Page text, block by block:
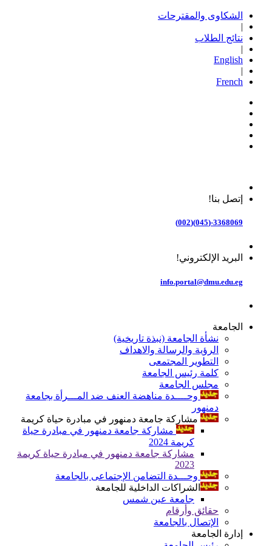
الشكاوى والمقترحات
|
نتائج الطلاب
|
English
|
French
إتصل بنا!
3368069-(045)(002)
البريد الإلكتروني!
info.portal@dmu.edu.eg
الجامعة
نشأة الجامعة (نبذة تاريخية)
الرؤية والرسالة والاهداف
التطوير المجتمعى
كلمة رئيس الجامعة
مجلس الجامعة
وحــــدة مناهضة العنف ضد المـــرأة بجامعة
دمنهور
مشاركة جامعة دمنهور في مبادرة حياة كريمة
مشاركة جامعة دمنهور في مبادرة حياة
كريمة 2024
مشاركة جامعة دمنهور في مبادرة حياة كريمة
2023
وحـــدة التضامن الإجتماعى بالجامعة
الشراكات الداخلية للجامعة
جامعة عين شمس
حقائق وأرقام
الإتصال بالجامعة
إدارة الجامعة